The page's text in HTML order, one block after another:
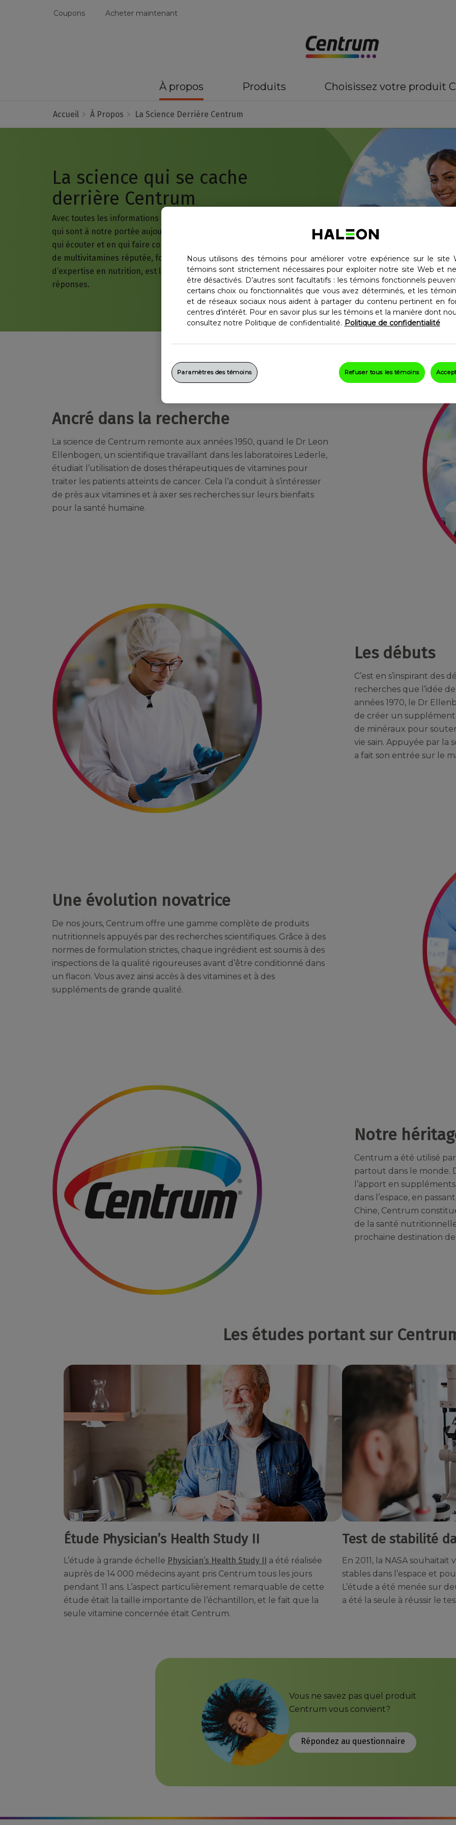
Coupons Acheter maintenant
À propos Produits Choisissez votre produit
Accueil À Propos La Science Derrière Centrum
La science qui se cache
derrière Centrum
Avec toutes les informations sur la nutrition et le bien-être
qui sont à notre portée aujourd’hui, il est difficile de savoir
qui écouter et en qui faire confiance. Centrum, une marque
de multivitamines réputée, forte de plus de 40 ans
d’expertise en nutrition, est là pour vous aider à trouver les
réponses.
Ancré dans la recherche
La science de Centrum remonte aux années 1950, quand le Dr Leon
Ellenbogen, un scientifique travaillant dans les laboratoires Lederle,
étudiait l’utilisation de doses thérapeutiques de vitamines pour
traiter les patients atteints de cancer. Cela l’a conduit à s’intéresser
de près aux vitamines et à axer ses recherches sur leurs bienfaits
pour la santé humaine.
Les débuts
C’est en s’inspirant des
recherches que l’idée
années 1970, le Dr
de créer un
de minéraux pour
vie sain. Appuyée par la
a fait son entrée sur le
Une évolution novatrice
De nos jours, Centrum offre une gamme complète de produits
nutritionnels appuyés par des recherches scientifiques. Grâce à des
normes de formulation strictes, chaque ingrédient est soumis à des
inspections de la qualité rigoureuses avant d’être conditionné dans
un flacon. Vous avez ainsi accès à des vitamines et à des
suppléments de grande qualité.
Notre
Centrum a été utilisé
partout dans le monde.
l’apport en
dans l’espace, en
Chine, Centrum
de la santé
prochaine destination
Les études portant sur
Étude Physician’s Health Study II
L’étude à grande échelle Physician’s Health Study II
a été réalisée
auprès de 14 000 médecins ayant pris Centrum tous les jours
pendant 11 ans. L’aspect particulièrement remarquable de cette
étude était la taille importante de l’échantillon, et le fait que la
seule vitamine concernée était Centrum.
Test de stabilité
En 2011, la NASA
stables dans l’espace et
L’étude a été menée sur
a été la seule à réussir le
Vous ne savez pas quel produit
Centrum vous convient?
Répondez au questionnaire
Nous utilisons des témoins pour améliorer votre expérience sur le site
témoins sont strictement nécessaires pour exploiter notre site Web et
être désactivés. D’autres sont facultatifs : les témoins fonctionnels
certains choix ou fonctionnalités que vous avez déterminés, et les
et de réseaux sociaux nous aident à partager du contenu pertinent en
centres d’intérêt. Pour en savoir plus sur les témoins et la manière dont
consultez notre Politique de confidentialité. Politique de confidentialité
Refuser tous les témoins
Paramètres des témoins